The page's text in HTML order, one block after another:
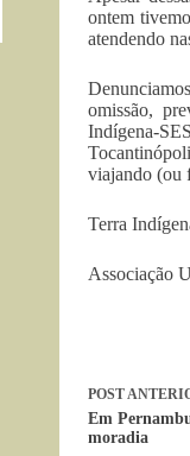
ontem
atendendo
omissão,
Indígena-
viajando (ou
Terra
Associação
POST
Em
moradia